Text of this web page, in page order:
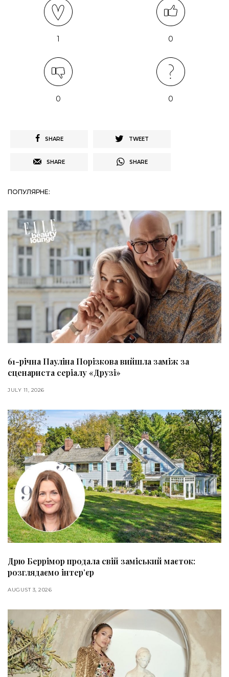
1 0
0 0
SHARE TWEET
SHARE SHARE
ПОПУЛЯРНЕ:
61-річна Пауліна Порізкова вийшла заміж за
сценариста серіалу «Друзі»
JULY 11, 2026
Дрю Беррімор продала свій заміський маєток:
розглядаємо інтер’єр
AUGUST 3, 2026